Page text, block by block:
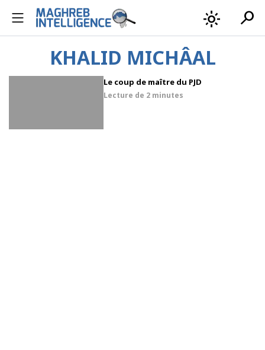
light_mode search
KHALID MICHÂAL
Le coup de maître du PJD
Lecture de 2 minutes